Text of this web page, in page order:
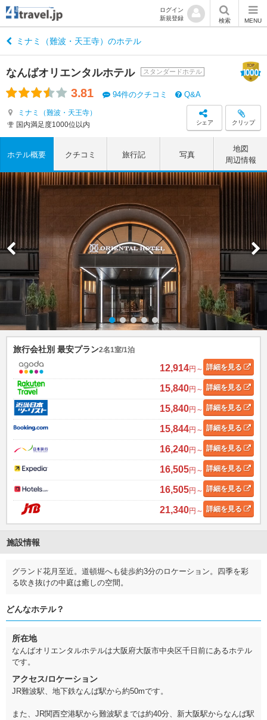
ログイン
新規登録
検索 MENU
ミナミ（難波・天王寺）のホテル
なんばオリエンタルホテル スタンダードホテル
3.81 94件のクチコミ Q&A
ミナミ（難波・天王寺）
国内満足度1000位以内
シェア クリップ
ホテル概要 クチコミ 旅行記 写真
地図
周辺情報
旅行会社別 最安プラン2名1室/1泊
12,914円～ 詳細を見る
15,840円～ 詳細を見る
15,840円～ 詳細を見る
15,844円～ 詳細を見る
16,240円～ 詳細を見る
16,505円～ 詳細を見る
16,505円～ 詳細を見る
21,340円～ 詳細を見る
施設情報
グランド花月至近。道頓堀へも徒歩約3分のロケーション。四季を彩
る吹き抜けの中庭は癒しの空間。
どんなホテル？
所在地
なんばオリエンタルホテルは大阪府大阪市中央区千日前にあるホテル
です。
アクセス/ロケーション
JR難波駅、地下鉄なんば駅から約50mです。
また、JR関西空港駅から難波駅までは約40分、新大阪駅からなんば駅